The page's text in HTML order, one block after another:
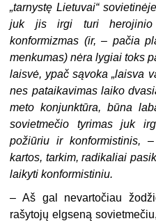
„tarnystę Lietuvai“
juk jis irgi turi herojinio
konformizmas (ir, – pačia
menkumas) nėra lygiai toks
laisvė, ypač sąvoka „laisva
nes pataikavimas laiko
meto konjunktūra, būna
sovietmečio tyrimas juk
požiūriu ir konformistinis,
kartos, tarkim, radikaliai
laikyti konformistiniu.
– Aš gal nevartočiau
rašytojų elgseną